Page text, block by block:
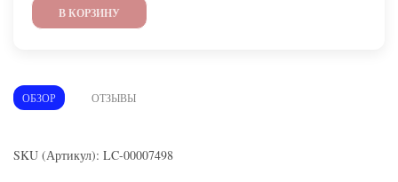
В КОРЗИНУ
ОБЗОР ОТЗЫВЫ
SKU (Артикул): LC-00007498